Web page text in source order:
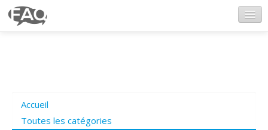
Poser une question
Accueil
Toutes les catégories